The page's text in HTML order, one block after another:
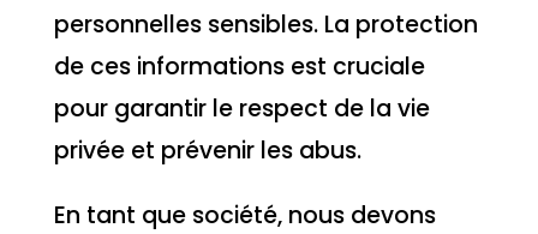
personnelles sensibles. La protection
de ces informations est cruciale
pour garantir le respect de la vie
privée et prévenir les abus.
En tant que société, nous devons